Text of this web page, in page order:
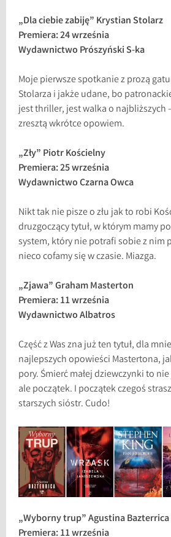
„Dla ciebie zabiję” Krystian Stolarz
Premiera: 24 września
Wydawnictwo Prószyński S-ka
Moje pierwsze spotkanie z prozą
Stolarza i jakże udane, bo
jest thriller, jest walka o najbliższych
zresztą wkrótce opowiem.
„Zły” Piotr Kościelny
Premiera: 25 września
Wydawnictwo Czarna Owca
Nikt tak nie pisze o złu jak to robi
druzgoczący tytuł, w którym mamy
system, który nie potrafi sobie z nim
nieco cofamy się w czasie. Miazga.
„Zjawa” Graham Masterton
Premiera: 11 września
Wydawnictwo Albatros
Część z Was zna już ten tytuł, dla
najlepszych opowieści Mastertona,
pory. Śmierć małej dziewczynki to
ale początek. I początek czegoś
starszych sióstr. Cudo!
„Wyborny trup” Agustina Bazterrica
Premiera: 11 września